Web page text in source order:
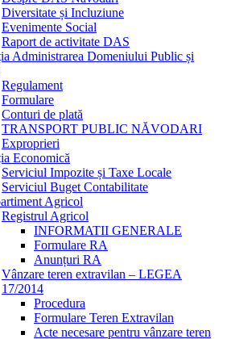
Diversitate și Incluziune
Evenimente Social
Raport de activitate DAS
Administrarea Domeniului Public și
Regulament
Formulare
Conturi de plată
TRANSPORT PUBLIC NĂVODARI
Exproprieri
Economică
Serviciul Impozite și Taxe Locale
Serviciul Buget Contabilitate
Agricol
Registrul Agricol
INFORMATII GENERALE
Formulare RA
Anunțuri RA
Vânzare teren extravilan – LEGEA
17/2014
Procedura
Formulare Teren Extravilan
Acte necesare pentru vânzare teren